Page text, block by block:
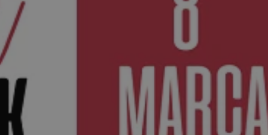
ludzi i botów. Jest
na temat
Cookie-
dotyczących
to konieczne,
ludzi i botów. Jest
na temat